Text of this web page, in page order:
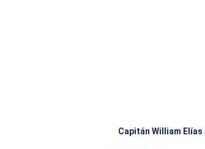
Capitán William